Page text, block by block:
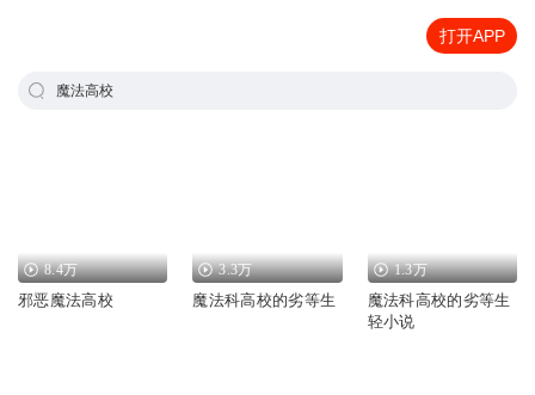
打开APP
魔法高校
8.4万
邪恶魔法高校
3.3万
魔法科高校的劣等生
1.3万
魔法科高校的劣等生
轻小说